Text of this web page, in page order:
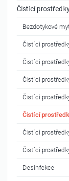
Čistící
Bezdotykové
Čistící
Čistící
Čistící
Čistící
Čistící
Čistící
Čistící
Desinfekce